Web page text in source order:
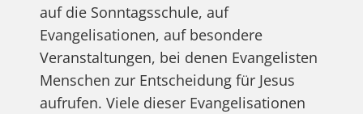
auf die Sonntagsschule, auf
Evangelisationen, auf besondere
Veranstaltungen, bei denen Evangelisten
Menschen zur Entscheidung für Jesus
aufrufen. Viele dieser Evangelisationen